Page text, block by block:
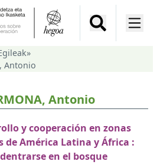
»
Antonio
Antonio
y cooperación en zonas
de América Latina y África :
en el bosque